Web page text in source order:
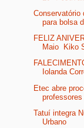
Conservatório
para bolsa
FELIZ
Maio Kiko
Iolanda
Etec abre
professores
Tatuí integra
Urbano